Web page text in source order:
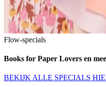
Flow-specials
Books for Paper Lovers en
BEKIJK ALLE SPECIALS